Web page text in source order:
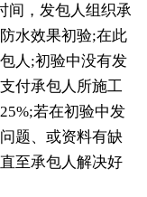
间，发包人组织承
水效果初验;在此
人;初验中没有发
付承包人所施工
若在初验中发
题、或资料有缺
至承包人解决好